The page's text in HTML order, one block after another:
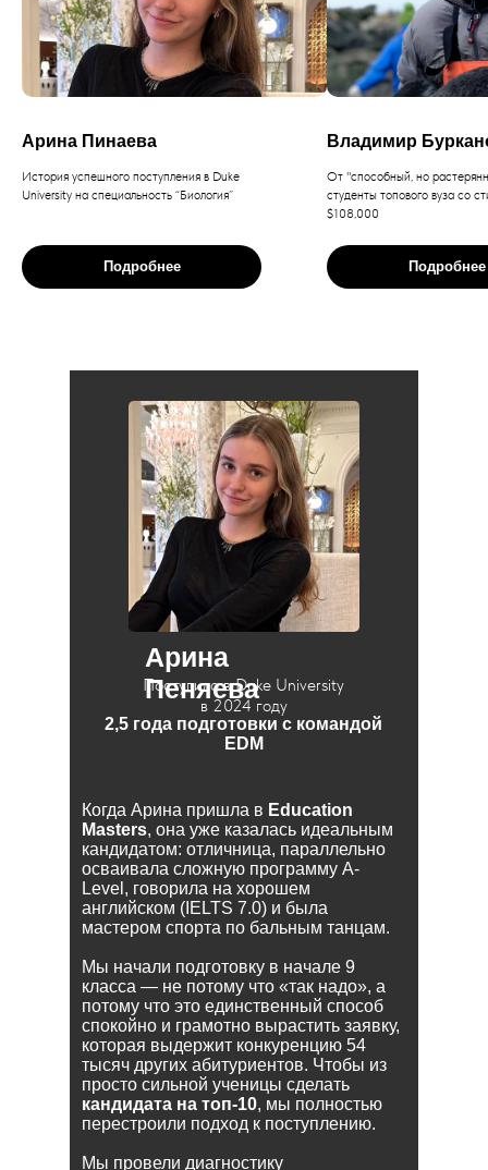
Арина Пинаева
История успешного поступления в Duke
University на специальность “Биология”
Подробнее
Владимир
От "способный, но
студенты топового вуза со
$108,000
Подробнее
Арина
Пеняева
Поступила в Duke University
в 2024 году
2,5 года подготовки с командой
EDM
Когда Арина пришла в Education
Masters, она уже казалась идеальным
кандидатом: отличница, параллельно
осваивала сложную программу A-
Level, говорила на хорошем
английском (IELTS 7.0) и была
мастером спорта по бальным танцам.
Мы начали подготовку в начале 9
класса — не потому что «так надо», а
потому что это единственный способ
спокойно и грамотно вырастить заявку,
которая выдержит конкуренцию 54
тысяч других абитуриентов. Чтобы из
просто сильной ученицы сделать
кандидата на топ-10, мы полностью
перестроили подход к поступлению.
Мы провели диагностику